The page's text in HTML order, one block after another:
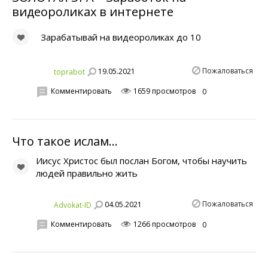
видеороликах в интернете
Зарабатывай на видеороликах до 10
toprabot 19.05.2021 Пожаловаться
Комментировать 1659 просмотров 0
Что такое ислам...
Иисус Христос был послан Богом, чтобы научить
людей правильно жить
Advokat-ID 04.05.2021 Пожаловаться
Комментировать 1266 просмотров 0